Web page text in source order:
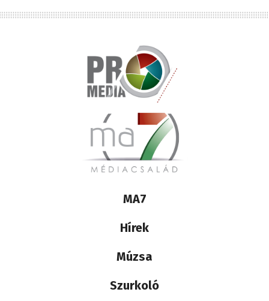
Lábléc
médiacsalád
MA7
Hírek
Múzsa
Szurkoló